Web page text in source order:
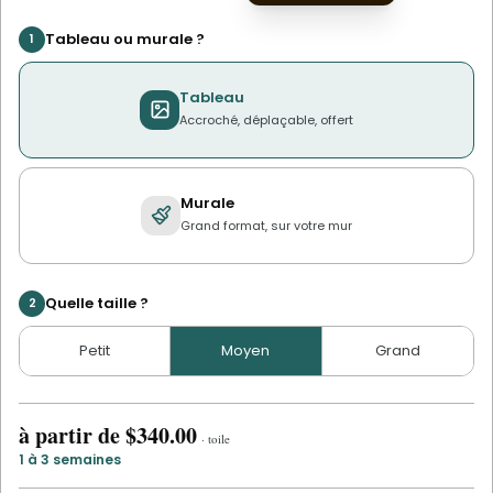
1 Tableau ou murale ?
Tableau
Accroché, déplaçable, offert
Murale
Grand format, sur votre mur
2 Quelle taille ?
Petit Moyen Grand
à partir de$340.00 · toile
1 à 3 semaines